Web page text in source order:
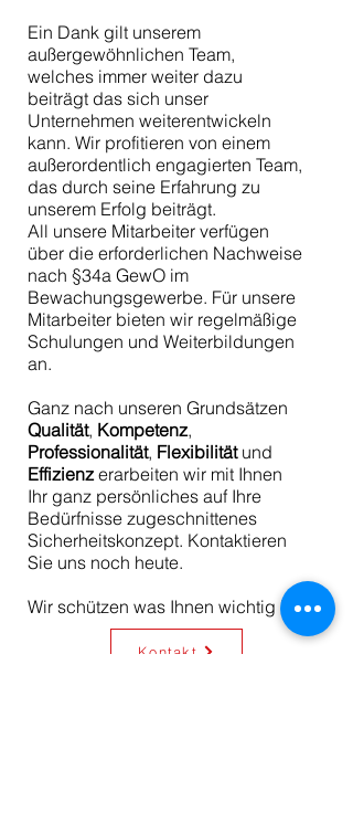
Ein Dank gilt unserem
außergewöhnlichen Team,
welches immer weiter dazu
beiträgt das sich unser
Unternehmen weiterentwickeln
kann. Wir profitieren von einem
außerordentlich engagierten Team,
das durch seine Erfahrung zu
unserem Erfolg beiträgt.
All unsere Mitarbeiter verfügen
über die erforderlichen Nachweise
nach §34a GewO im
Bewachungsgewerbe. Für unsere
Mitarbeiter bieten wir regelmäßige
Schulungen und Weiterbildungen
an.
Ganz nach unseren Grundsätzen
Qualität, Kompetenz,
Professionalität, Flexibilitätund
Effizienzerarbeiten wir mit Ihnen
Ihr ganz persönliches auf Ihre
Bedürfnisse zugeschnittenes
Sicherheitskonzept. Kontaktieren
Sie uns noch heute.
Wir schützen was Ihnen wichtig ist!
Kontakt